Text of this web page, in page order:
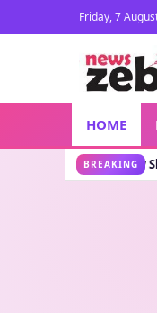
Friday, 7
HOME
BREAKING
New Show: खत्म हुआ